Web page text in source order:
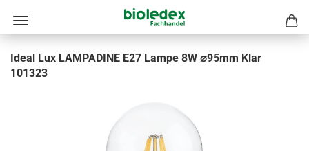
Ideal Lux LAMPADINE E27 Lampe 8W ⌀95mm Klar
101323